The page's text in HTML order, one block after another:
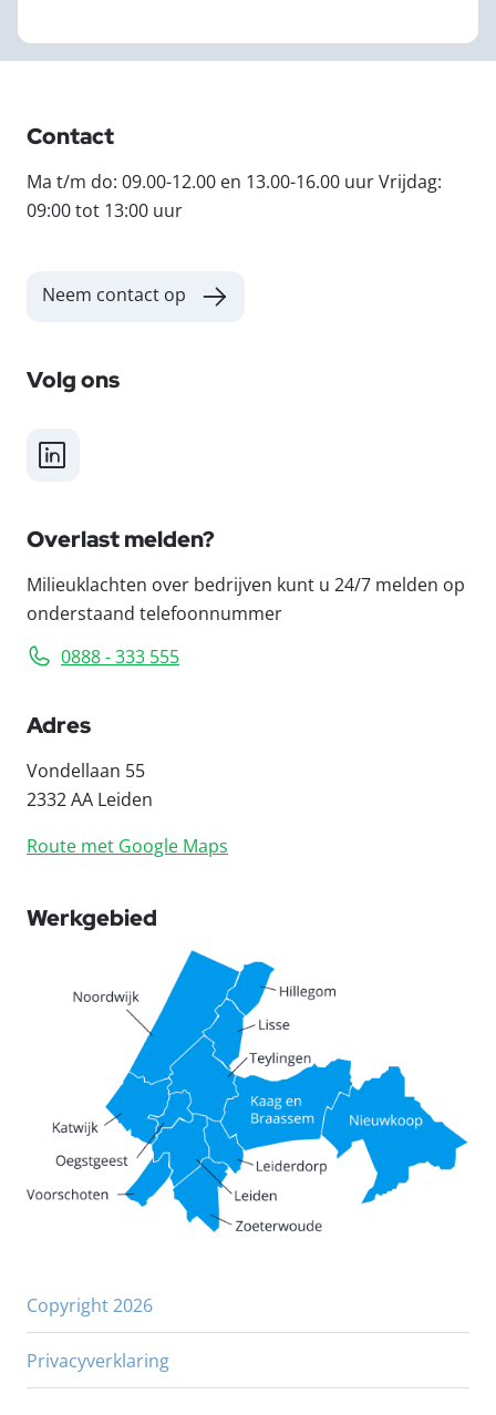
Contact
Ma t/m do: 09.00-12.00 en 13.00-16.00 uur Vrijdag:
09:00 tot 13:00 uur
Neem contact op
Volg ons
LinkedIn
Overlast melden?
Milieuklachten over bedrijven kunt u 24/7 melden op
onderstaand telefoonnummer
0888 - 333 555
Adres
Vondellaan 55
2332 AA Leiden
Route met Google Maps
Werkgebied
Copyright 2026
Privacyverklaring